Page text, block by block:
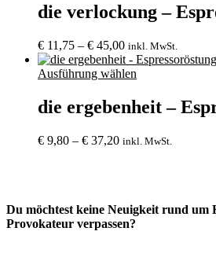
die verlockung –
€ 11,75 – € 45,00Preisspanne:
€ 11,75
bis
inkl. MwSt.
Ausführung wählen
die ergebenheit –
€ 9,80 – € 37,20Preisspanne:
inkl. MwSt.
Du möchtest keine Neuigkeit rund um
Provokateur verpassen?